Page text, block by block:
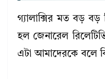
গ্যালাক্সির মত বড় বড়
হল জেনারেল
এটা আমাদেরকে বলে